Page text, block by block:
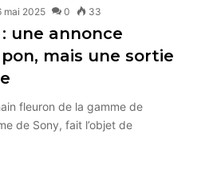
mai 2025 0 33
: une annonce
mais une sortie
fleuron de la gamme de
de Sony, fait l’objet de